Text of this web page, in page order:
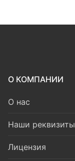
О КОМПАНИИ
О нас
Наши реквизиты
Лицензия